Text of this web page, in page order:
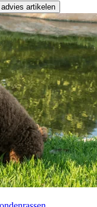
advies artikelen